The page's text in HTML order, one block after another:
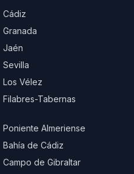
Cádiz
Granada
Jaén
Sevilla
Los Vélez
Filabres-Tabernas
Poniente Almeriense
Bahía de Cádiz
Campo de Gibraltar